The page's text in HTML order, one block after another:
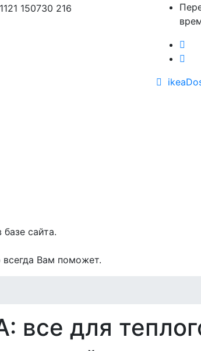
сайта.
Вам поможет.
все для